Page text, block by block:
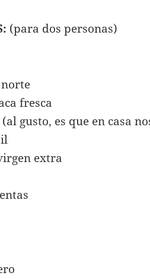
(para dos personas)
fresca
gusto, es que en casa
extra